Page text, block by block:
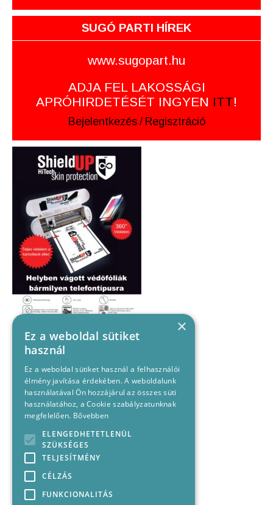
SUGÓ PARTI HÍREK
www.sugopart.hu
ADJA FEL LAKOSSÁGI
APRÓHIRDETÉSÉT INGYEN ITT!
Bejelentkezés / Regisztráció
×
Ez a weboldal sütiket
használ
Ez a weboldal sütiket használ a felhasználói
élmény javítása érdekében. A weboldalunk
használatával Ön hozzájárul az összes süti
használatához, a Cookie szabályzatunknak
megfelelően. Bővebben
ELENGEDHETETLENÜL
SZÜKSÉGES
TELJESÍTMÉNY
CÉLZÁS
FUNKCIONALITÁS